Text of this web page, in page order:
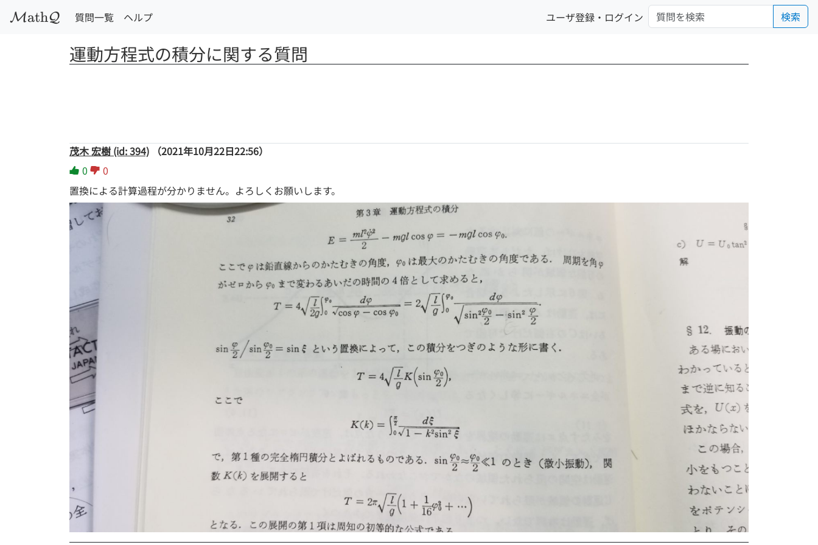
MathQ 質問一覧 ヘルプ ユーザ登録・ログイン 検索
運動方程式の積分に関する質問
茂木 宏樹 (id: 394)
（2021年10月22日22:56）
0
0
置換による計算過程が分かりません。よろしくお願いします。